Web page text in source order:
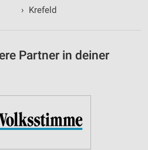
› Krefeld
Partner in deiner